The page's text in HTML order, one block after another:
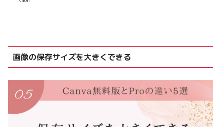
画像の保存サイズを大きくできる